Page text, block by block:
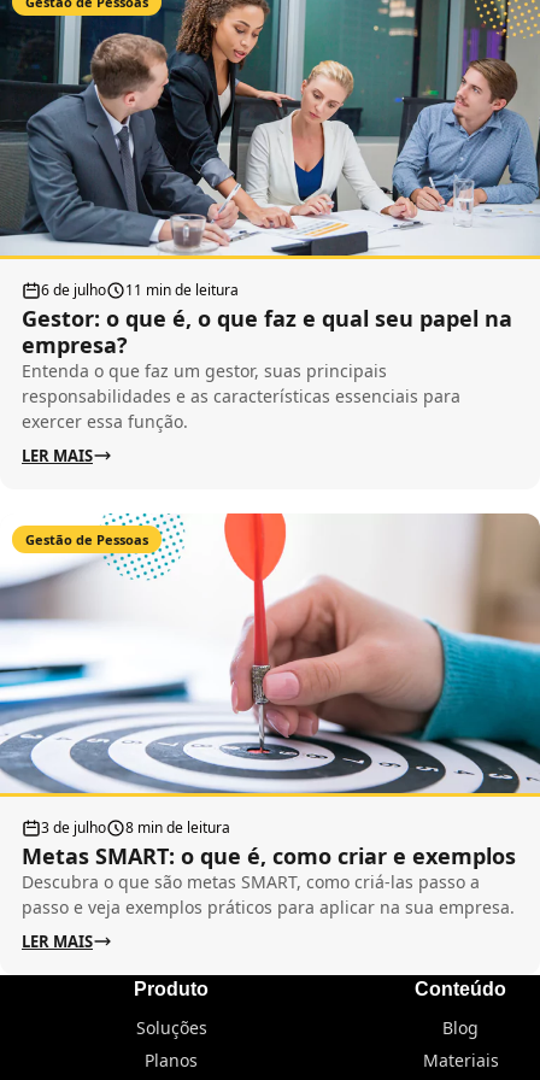
6 de julho 11 min de leitura
Gestor: o que é, o que faz e qual seu papel na
empresa?
Entenda o que faz um gestor, suas principais
responsabilidades e as características essenciais para
exercer essa função.
LER MAIS
Gestão de Pessoas
3 de julho 8 min de leitura
Metas SMART: o que é, como criar e exemplos
Descubra o que são metas SMART, como criá-las passo a
passo e veja exemplos práticos para aplicar na sua empresa.
LER MAIS
Produto
Soluções
Planos
Conteúdo
Blog
Materiais